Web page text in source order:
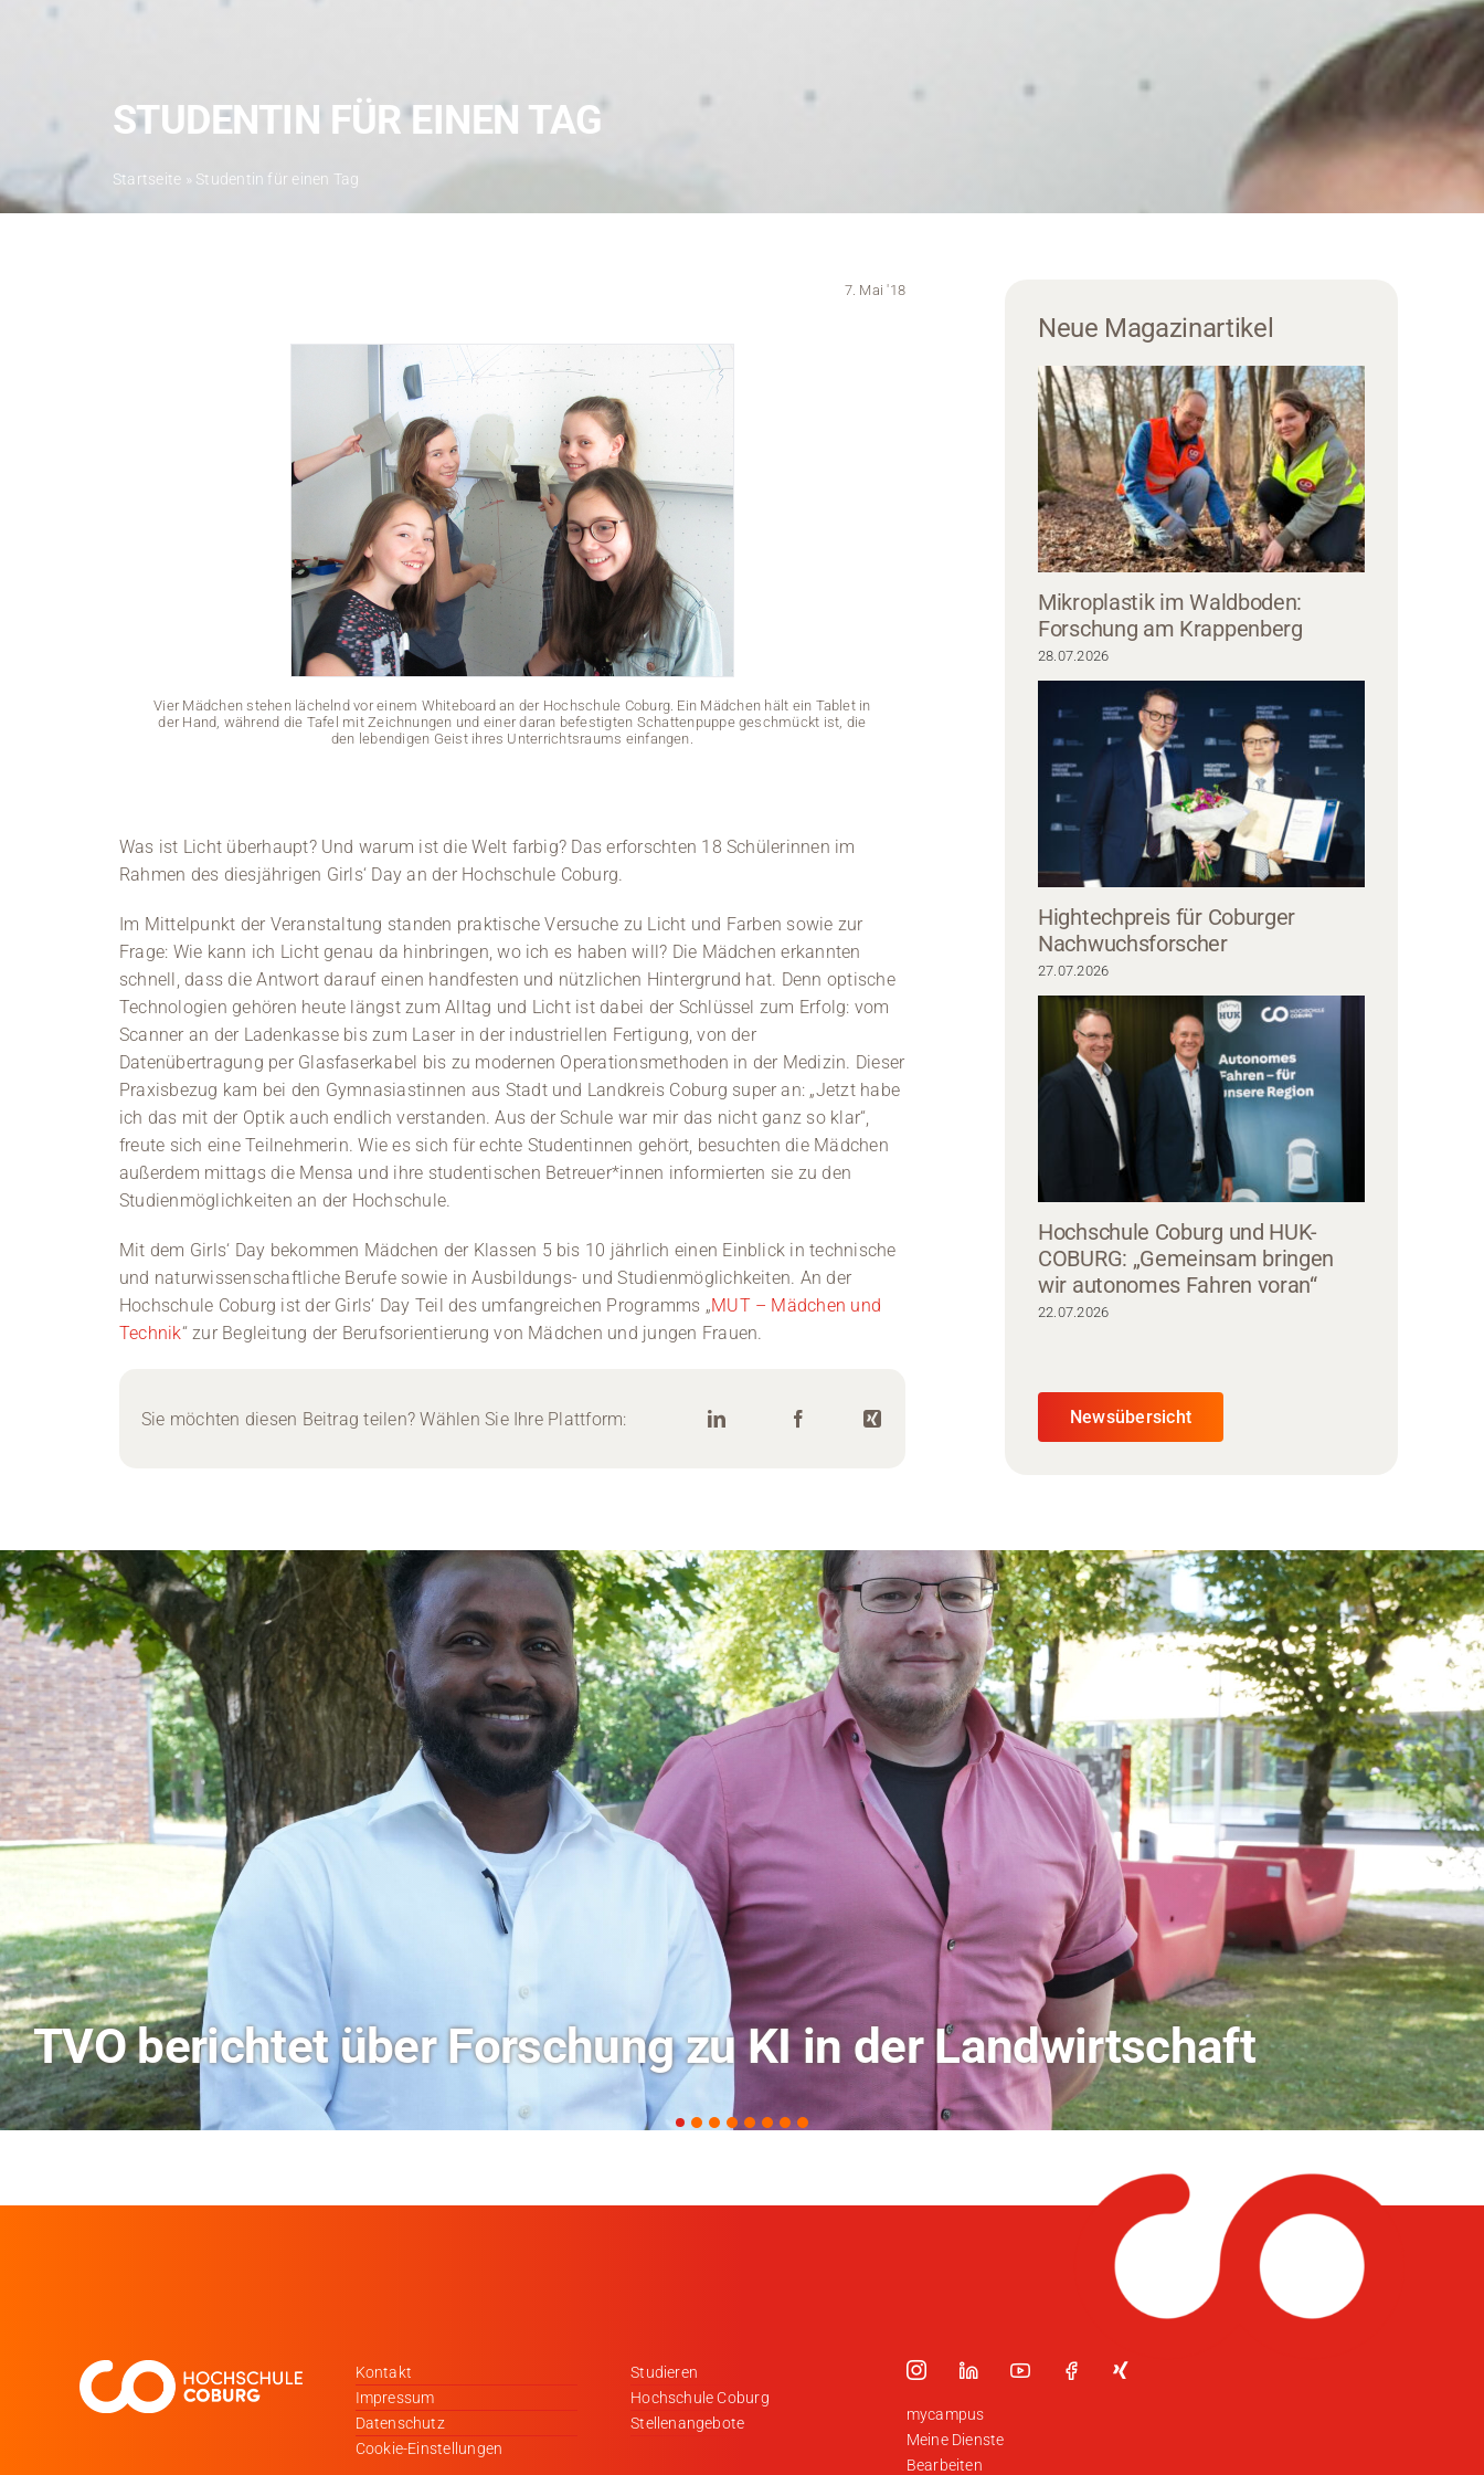
STUDENTIN FÜR EINEN TAG
Startseite » Studentin für einen Tag
7. Mai '18
Vier Mädchen stehen lächelnd vor einem Whiteboard an der Hochschule Coburg. Ein Mädchen hält ein Tablet in
der Hand, während die Tafel mit Zeichnungen und einer daran befestigten Schattenpuppe geschmückt ist, die
den lebendigen Geist ihres Unterrichtsraums einfangen.
Vier Mädchen stehen lächelnd vor einem Whiteboard an der Hochschule Coburg. Ein
der Hand, während die Tafel mit Zeichnungen und einer daran befestigten Schattenpuppe
den lebendigen Geist ihres Unterrichtsraums einfangen.
Was ist Licht überhaupt? Und warum ist die Welt farbig? Das erforschten 18 Schülerinnen im
Rahmen des diesjährigen Girls‘ Day an der Hochschule Coburg.
Im Mittelpunkt der Veranstaltung standen praktische Versuche zu Licht und Farben sowie zur
Frage: Wie kann ich Licht genau da hinbringen, wo ich es haben will? Die Mädchen erkannten
schnell, dass die Antwort darauf einen handfesten und nützlichen Hintergrund hat. Denn optische
Technologien gehören heute längst zum Alltag und Licht ist dabei der Schlüssel zum Erfolg: vom
Scanner an der Ladenkasse bis zum Laser in der industriellen Fertigung, von der
Datenübertragung per Glasfaserkabel bis zu modernen Operationsmethoden in der Medizin. Dieser
Praxisbezug kam bei den Gymnasiastinnen aus Stadt und Landkreis Coburg super an: „Jetzt habe
ich das mit der Optik auch endlich verstanden. Aus der Schule war mir das nicht ganz so klar“,
freute sich eine Teilnehmerin. Wie es sich für echte Studentinnen gehört, besuchten die Mädchen
außerdem mittags die Mensa und ihre studentischen Betreuer*innen informierten sie zu den
Studienmöglichkeiten an der Hochschule.
Mit dem Girls‘ Day bekommen Mädchen der Klassen 5 bis 10 jährlich einen Einblick in technische
und naturwissenschaftliche Berufe sowie in Ausbildungs- und Studienmöglichkeiten. An der
Hochschule Coburg ist der Girls‘ Day Teil des umfangreichen Programms „MUT – Mädchen und
Technik“ zur Begleitung der Berufsorientierung von Mädchen und jungen Frauen.
Sie möchten diesen Beitrag teilen? Wählen Sie Ihre Plattform:
Neue Magazinartikel
Mikroplastik im Waldboden:
Forschung am Krappenberg
28.07.2026
Hightechpreis für Coburger
Nachwuchsforscher
27.07.2026
Hochschule Coburg und HUK-
COBURG: „Gemeinsam bringen
wir autonomes Fahren voran“
22.07.2026
Newsübersicht
Hitze-Aktionstag: Hochschule Coburg im Radio Bamberg
Kontakt
Impressum
Datenschutz
Cookie-Einstellungen
Studieren
Hochschule Coburg
Stellenangebote
mycampus
Meine Dienste
Bearbeiten